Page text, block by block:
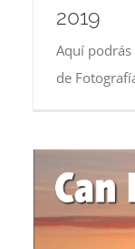
2019
Aquí podrás
de